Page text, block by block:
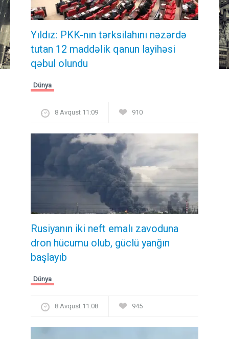
Yıldız: PKK-nın tərksilahını nəzərdə
tutan 12 maddəlik qanun layihəsi
qəbul olundu ​​​​​​​
Dünya
8 Avqust 11:09 910
Rusiyanın iki neft emalı zavoduna
dron hücumu olub, güclü yanğın
başlayıb
Dünya
8 Avqust 11:08 945